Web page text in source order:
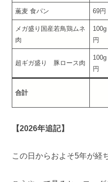
薫麦 食パン 69円
メガ盛り国産若鳥鶏ムネ
肉
円
超ギガ盛り 豚ロース肉
円
合計
【2026年追記】
この日からおよそ5年が経